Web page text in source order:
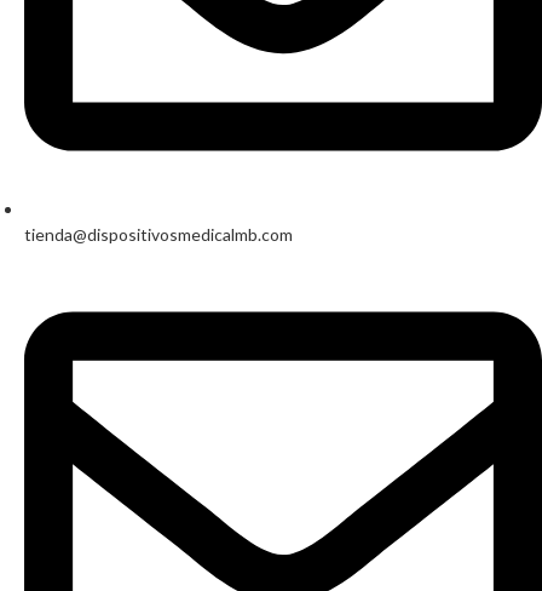
tienda@dispositivosmedicalmb.com